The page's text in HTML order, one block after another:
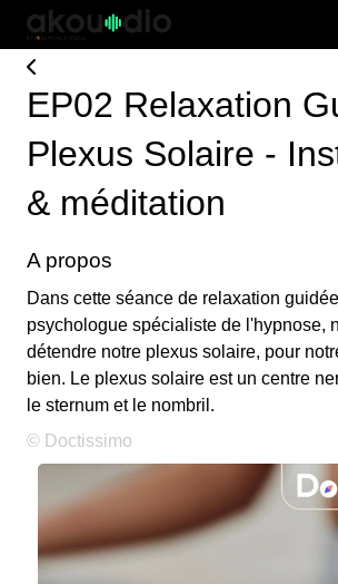
EP02 Relaxation
Plexus Solaire -
& méditation
A propos
Dans cette séance de relaxation
psychologue spécialiste de l'hypnose,
détendre notre plexus solaire, pour
bien. Le plexus solaire est un centre
le sternum et le nombril.
© Doctissimo